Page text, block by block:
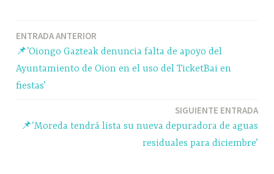
pp m rti
r
Navegación
de
entradas
ENTRADA ANTERIOR
📌’Oiongo Gazteak denuncia falta de apoyo del
Ayuntamiento de Oion en el uso del TicketBai en
fiestas’
SIGUIENTE ENTRADA
📌’Moreda tendrá lista su nueva depuradora de aguas
residuales para diciembre’